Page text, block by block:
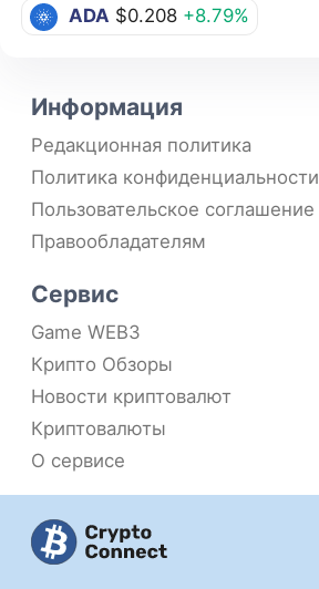
ADA $0.208 +8.79%
Информация
Редакционная политика
Политика конфиденциальности
Пользовательское соглашение
Правообладателям
Сервис
Game WEB3
Крипто Обзоры
Новости криптовалют
Криптовалюты
О сервисе